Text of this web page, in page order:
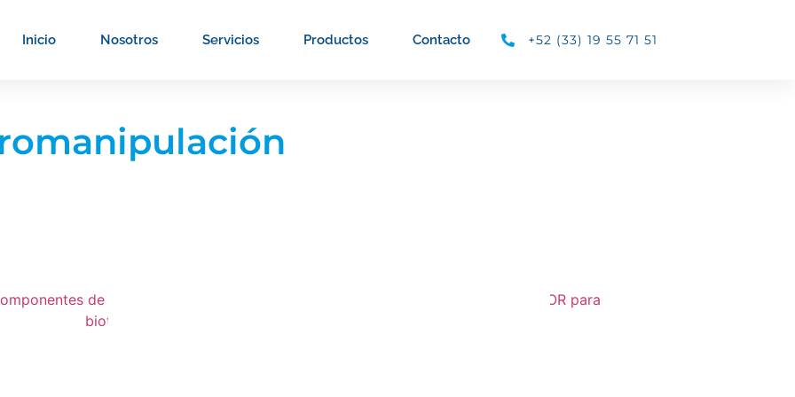
Inicio Nosotros Servicios Productos Contacto +52 (33) 19 55 71 51